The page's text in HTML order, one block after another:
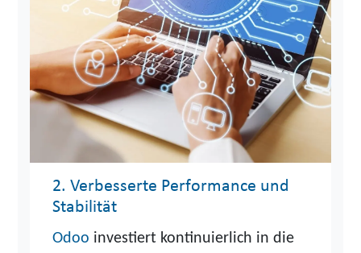
2. Verbesserte Performance und
Stabilität
Odoo investiert kontinuierlich in die